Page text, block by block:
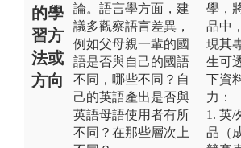
的學
習方
法或
方向
論。語言學方面，建
議多觀察語言差異，
例如父母親一輩的國
語是否與自己的國語
不同，哪些不同？自
己的英語產出是否與
英語母語使用者有所
不同？在那些層次上
學，
品中
現其
生可
下資
力：
1. 英/
品（